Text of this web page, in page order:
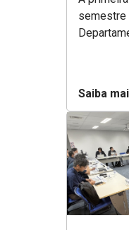
semestre
Saiba